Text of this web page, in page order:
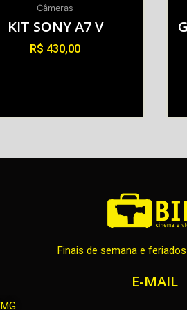
Câmeras
KIT SONY A7 V
R$ 430,00
Finais de semana e
E-MAIL